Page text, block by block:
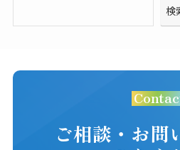
検
ご相談・お問